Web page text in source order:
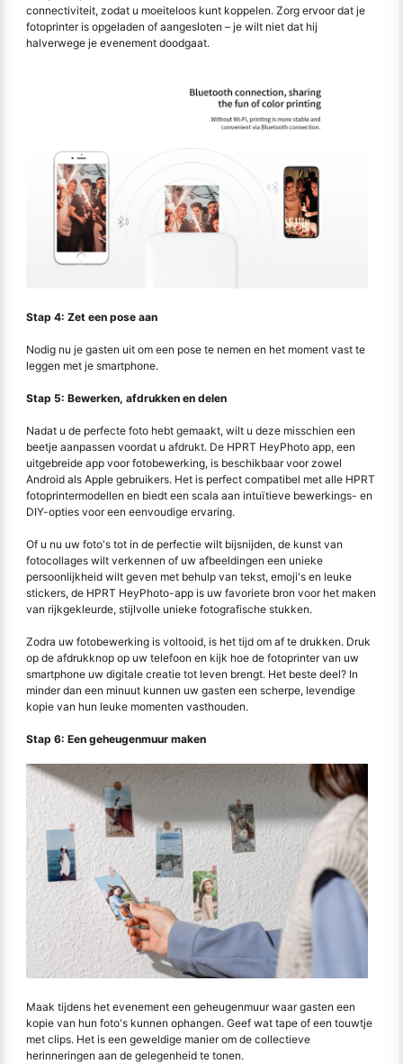
connectiviteit, zodat u moeiteloos kunt koppelen. Zorg ervoor dat je
fotoprinter is opgeladen of aangesloten – je wilt niet dat hij
halverwege je evenement doodgaat.
Stap 4: Zet een pose aan
Nodig nu je gasten uit om een pose te nemen en het moment vast te
leggen met je smartphone.
Stap 5: Bewerken, afdrukken en delen
Nadat u de perfecte foto hebt gemaakt, wilt u deze misschien een
beetje aanpassen voordat u afdrukt. De HPRT HeyPhoto app, een
uitgebreide app voor fotobewerking, is beschikbaar voor zowel
Android als Apple gebruikers. Het is perfect compatibel met alle HPRT
fotoprintermodellen en biedt een scala aan intuïtieve bewerkings- en
DIY-opties voor een eenvoudige ervaring.
Of u nu uw foto's tot in de perfectie wilt bijsnijden, de kunst van
fotocollages wilt verkennen of uw afbeeldingen een unieke
persoonlijkheid wilt geven met behulp van tekst, emoji's en leuke
stickers, de HPRT HeyPhoto-app is uw favoriete bron voor het maken
van rijkgekleurde, stijlvolle unieke fotografische stukken.
Zodra uw fotobewerking is voltooid, is het tijd om af te drukken. Druk
op de afdrukknop op uw telefoon en kijk hoe de fotoprinter van uw
smartphone uw digitale creatie tot leven brengt. Het beste deel? In
minder dan een minuut kunnen uw gasten een scherpe, levendige
kopie van hun leuke momenten vasthouden.
Stap 6: Een geheugenmuur maken
Maak tijdens het evenement een geheugenmuur waar gasten een
kopie van hun foto's kunnen ophangen. Geef wat tape of een touwtje
met clips. Het is een geweldige manier om de collectieve
herinneringen aan de gelegenheid te tonen.